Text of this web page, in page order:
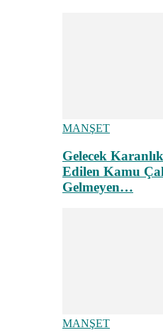
MANŞET
Gelecek
Edilen Kamu
Gelmeyen…
MANŞET